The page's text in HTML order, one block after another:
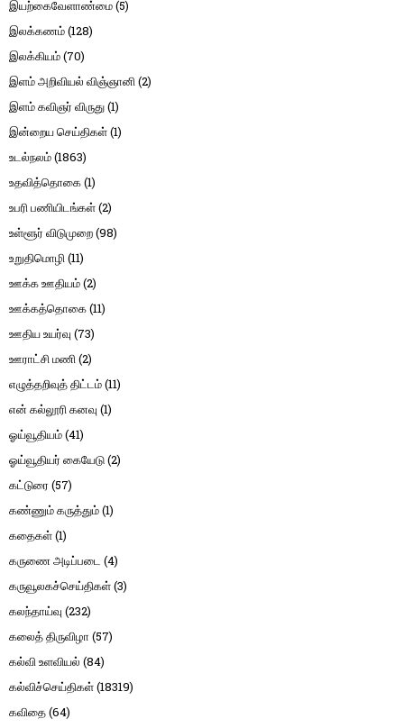
இயற்கைவேளாண்மை(5)
இலக்கணம்(128)
இலக்கியம்(70)
இளம் அறிவியல் விஞ்ஞானி(2)
இளம் கவிஞர் விருது(1)
இன்றைய செய்திகள்(1)
உடல்நலம்(1863)
உதவித்தொகை(1)
உபரி பணியிடங்கள்(2)
உள்ளூர் விடுமுறை(98)
உறுதிமொழி(11)
ஊக்க ஊதியம்(2)
ஊக்கத்தொகை(11)
ஊதிய உயர்வு (73)
ஊராட்சி மணி(2)
எழுத்தறிவுத் திட்டம்(11)
என் கல்லூரி கனவு (1)
ஓய்வூதியம்(41)
ஓய்வூதியர் கையேடு(2)
கட்டுரை (57)
கண்ணும் கருத்தும்(1)
கதைகள்(1)
கருணை அடிப்படை (4)
கருவூலகச்செய்திகள்(3)
கலந்தாய்வு (232)
கலைத் திருவிழா (57)
கல்வி உளவியல் (84)
கல்விச்செய்திகள்(18319)
கவிதை(64)